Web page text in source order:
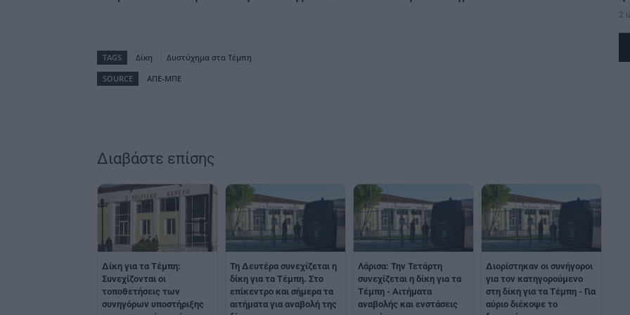
TAGS Δίκη
Δυστύχημα στα Τέμπη
SOURCE
ΑΠΕ-ΜΠΕ
Διαβάστε επίσης
Δίκη για τα Τέμπη:
Συνεχίζονται οι
τοποθετήσεις των
συνηγόρων υποστήριξης
Τη Δευτέρα συνεχίζεται η
δίκη για τα Τέμπη. Στο
επίκεντρο και σήμερα τα
αιτήματα για αναβολή της
Λάρισα: Την Τετάρτη
συνεχίζεται η δίκη για τα
Τέμπη - Αιτήματα
αναβολής και ενστάσεις
Διορίστηκαν οι συνήγοροι
για τον κατηγορούμενο
στη δίκη για τα Τέμπη - Για
αύριο διέκοψε το
2